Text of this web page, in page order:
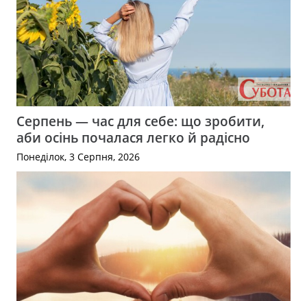
Серпень — час для себе: що зробити,
аби осінь почалася легко й радісно
Понеділок, 3 Серпня, 2026